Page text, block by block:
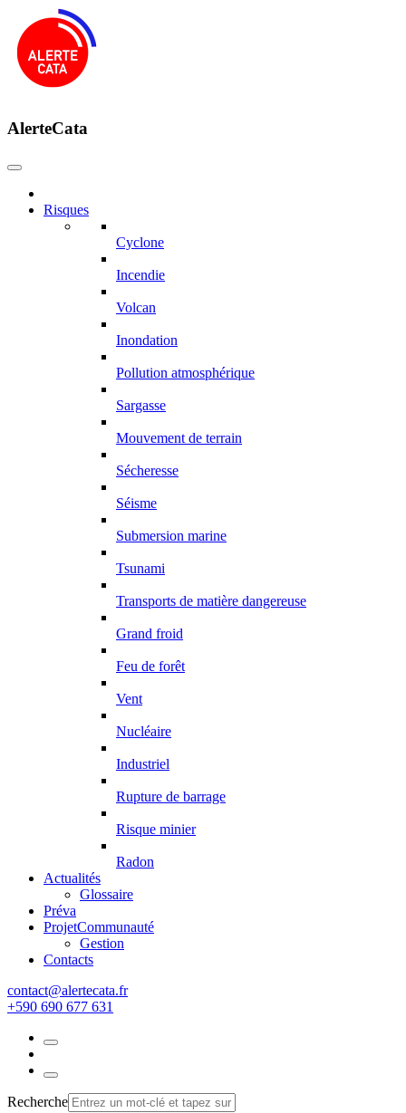
AlerteCata
Risques
Cyclone
Incendie
Volcan
Inondation
Pollution atmosphérique
Sargasse
Mouvement de terrain
Sécheresse
Séisme
Submersion marine
Tsunami
Transports de matière dangereuse
Grand froid
Feu de forêt
Vent
Nucléaire
Industriel
Rupture de barrage
Risque minier
Radon
Actualités
Glossaire
Préva
ProjetCommunauté
Gestion
Contacts
rf.atacetrela@tcatnoc
+590 690 677 631
Recherche